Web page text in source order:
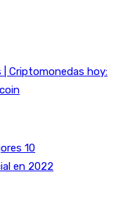
Criptomonedas hoy:
10
en 2022